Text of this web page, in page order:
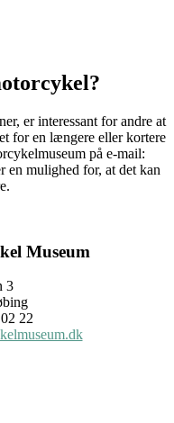
er interessant for andre at
for en længere eller kortere
på e-mail:
en mulighed for, at det kan
Museum
3
22